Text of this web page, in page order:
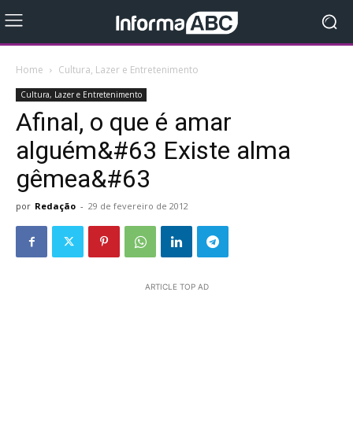
Home Cultura, Lazer e Entretenimento
Cultura, Lazer e Entretenimento
Afinal, o que é amar
alguém&#63 Existe alma
gêmea&#63
por Redação - 29 de fevereiro de 2012
ARTICLE TOP AD